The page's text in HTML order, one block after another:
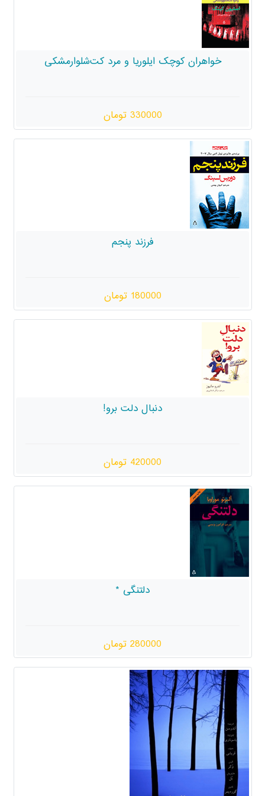
خواهران کوچک ایلوریا و مرد کت‌شلوارمشکی
330000 تومان
فرزند پنجم
180000 تومان
دنبال دلت برو!
420000 تومان
دلتنگی *
280000 تومان